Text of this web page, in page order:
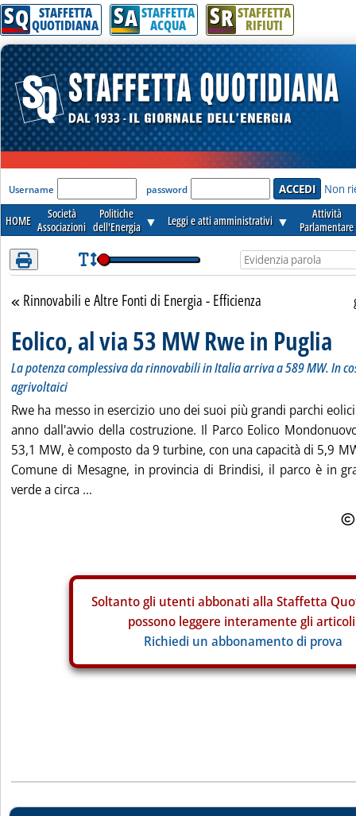
Attenzione! Esegui l'accesso per lèggere interamente la notizia.
SQ STAFFETTA
QUOTIDIANA SA STAFFETTA
ACQUA SR STAFFETTA
RIFIUTI
'Modulo Login per accedere'
Username password Non
HOME
Società
Associazioni
Politiche
dell'Energia ▼ Leggi e atti amministrativi ▼
Attività
Parlamentare
Torna alla sezione
Rinnovabili e Altre Fonti di Energia - Efficienza
Eolico, al via 53 MW Rwe in Puglia
La potenza complessiva da rinnovabili in Italia arriva a 589 MW. In
agrivoltaici
Rwe ha messo in esercizio uno dei suoi più grandi parchi
anno dall'avvio della costruzione. Il Parco Eolico
53,1 MW, è composto da 9 turbine, con una capacità di 5,9
Comune di Mesagne, in provincia di Brindisi, il parco è in
verde a circa ...
Soltanto gli utenti abbonati alla Staffetta
possono leggere interamente gli
Richiedi un abbonamento di prova